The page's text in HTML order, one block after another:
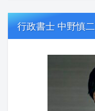
行政書士 中野慎二